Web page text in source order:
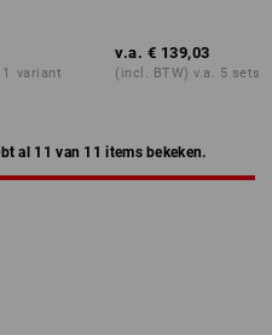
1 variant
v.a. € 139,03
(incl. BTW) v.a. 5 sets
al 11 van 11 items bekeken.